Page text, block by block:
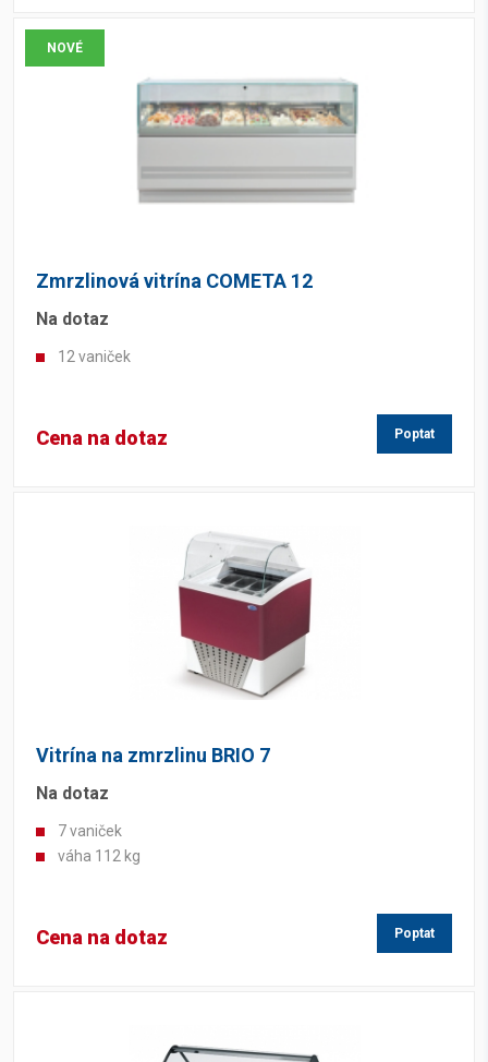
NOVÉ
Zmrzlinová vitrína COMETA 12
Na dotaz
12 vaniček
Cena na dotaz Poptat
Vitrína na zmrzlinu BRIO 7
Na dotaz
7 vaniček
váha 112 kg
Cena na dotaz Poptat